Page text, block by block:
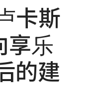
卡斯
乐
的建